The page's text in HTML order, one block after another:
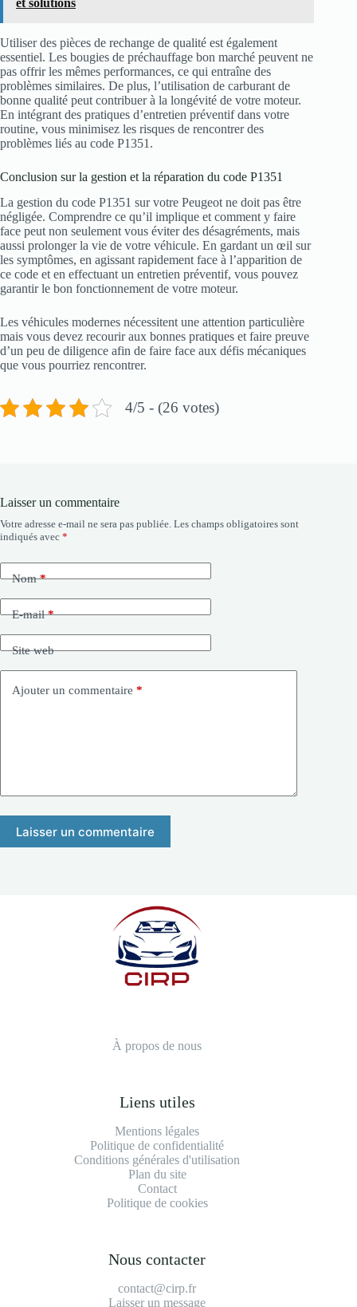
Utiliser des pièces de rechange de qualité est également
essentiel. Les bougies de préchauffage bon marché peuvent ne
pas offrir les mêmes performances, ce qui entraîne des
problèmes similaires. De plus, l’utilisation de carburant de
bonne qualité peut contribuer à la longévité de votre moteur.
En intégrant des pratiques d’entretien préventif dans votre
routine, vous minimisez les risques de rencontrer des
problèmes liés au code P1351.
Conclusion sur la gestion et la réparation du code P1351
La gestion du code P1351 sur votre Peugeot ne doit pas être
négligée. Comprendre ce qu’il implique et comment y faire
face peut non seulement vous éviter des désagréments, mais
aussi prolonger la vie de votre véhicule. En gardant un œil sur
les symptômes, en agissant rapidement face à l’apparition de
ce code et en effectuant un entretien préventif, vous pouvez
garantir le bon fonctionnement de votre moteur.
Les véhicules modernes nécessitent une attention particulière
mais vous devez recourir aux bonnes pratiques et faire preuve
d’un peu de diligence afin de faire face aux défis mécaniques
que vous pourriez rencontrer.
4/5 - (26 votes)
Laisser un commentaire
Votre adresse e-mail ne sera pas publiée. Les champs obligatoires sont
indiqués avec *
Nom*
E-mail*
Site web
Ajouter un commentaire *
Laisser un commentaire
À propos de nous
Liens utiles
Mentions légales
Politique de confidentialité
Conditions générales d'utilisation
Plan du site
Contact
Politique de cookies
Nous contacter
contact@cirp.fr
Laisser un message